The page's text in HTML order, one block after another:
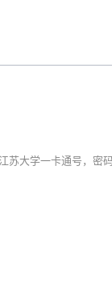
苏大学一卡通号，密